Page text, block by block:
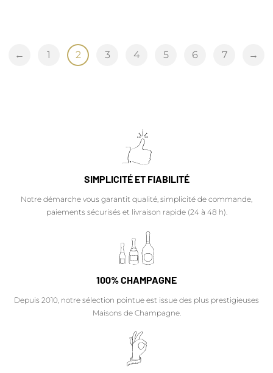
← 1 2 3 4 5 6 7 →
SIMPLICITÉ ET FIABILITÉ
Notre démarche vous garantit qualité, simplicité de commande,
paiements sécurisés et livraison rapide (24 à 48 h).
100% CHAMPAGNE
Depuis 2010, notre sélection pointue est issue des plus prestigieuses
Maisons de Champagne.